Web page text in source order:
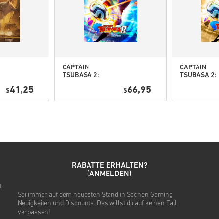
Schau dir die kurze
• Wähle dein Produkt
• Gib deine E-Mail-Adresse
Danach erhältst du eine E-
$41,25
CAPTAIN
TSUBASA 2:
(STEAM) EU
$66,95
CAPTAIN
TSUBASA 2:
Deluxe
RABATTE ERHALTEN?
(ANMELDEN)
Sei immer auf dem neuesten Stand in Sachen Gaming
Neuigkeiten und Discounts. Das willst du auf keinen Fall
verpassen!